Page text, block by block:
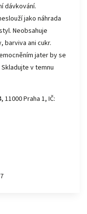
dávkování.
jako náhrada
Neobsahuje
ani cukr.
jater by se
v temnu
11000 Praha 1, IČ: